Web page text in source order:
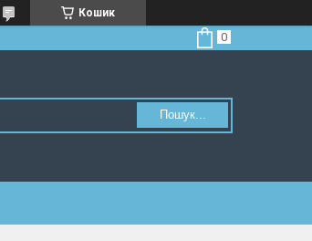
Кошик
Пошук...